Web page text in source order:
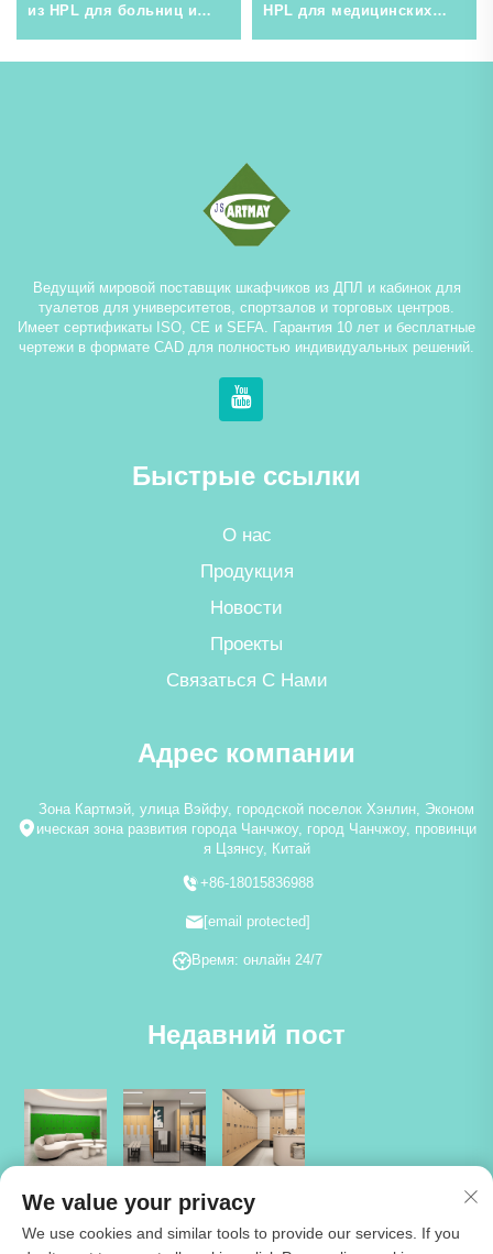
из HPL для больниц и
коммерческое решение
HPL для медицинских
влагостойкая
Ведущий мировой поставщик шкафчиков из ДПЛ и кабинок для
туалетов для университетов, спортзалов и торговых центров.
Имеет сертификаты ISO, CE и SEFA. Гарантия 10 лет и бесплатные
чертежи в формате CAD для полностью индивидуальных решений.
Быстрые ссылки
О нас
Продукция
Новости
Проекты
Связаться С Нами
Адрес компании
Зона Картмэй, улица Вэйфу, городской поселок Хэнлин, Эконом
ическая зона развития города Чанчжоу, город Чанчжоу, провинци
я Цзянсу, Китай
+86-18015836988
[email protected]
Время: онлайн 24/7
Недавний пост
We value your privacy
We use cookies and similar tools to provide our services. If you